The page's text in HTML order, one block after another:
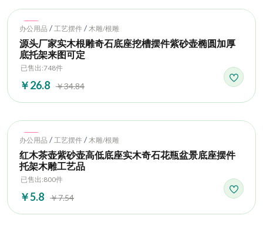
Hot
办公用品 / 工艺摆件 / 木雕/根雕
源头厂家实木根雕奇石底座挖槽摆件紫砂壶椭圆加厚
底托架来图可定
已售出:748件
￥26.8 ￥34.84
Hot
办公用品 / 工艺摆件 / 木雕/根雕
红木茶壶紫砂壶高低底座实木奇石花瓶盆景底座摆件
托架木雕工艺品
已售出:800件
￥5.8 ￥7.54